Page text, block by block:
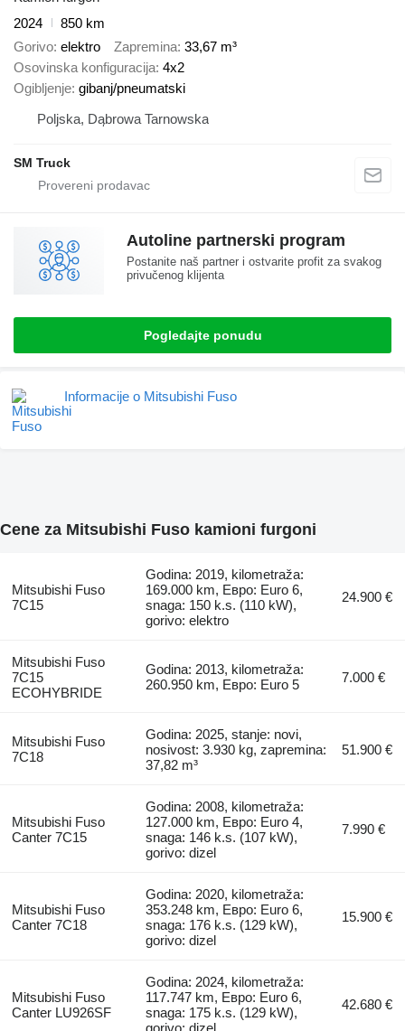
2024
850 km
Gorivo elektro Zapremina 33,67 m³
Osovinska konfiguracija 4x2
Ogibljenje gibanj/pneumatski
Poljska, Dąbrowa Tarnowska
SM Truck
Autoline partnerski program
Postanite naš partner i ostvarite profit za svakog
privučenog klijenta
Pogledajte ponudu
Informacije o Mitsubishi Fuso
Cene za Mitsubishi Fuso kamioni furgoni
Mitsubishi Fuso
7C15
Godina: 2019, kilometraža:
169.000 km, Евро: Euro 6,
snaga: 150 k.s. (110 kW),
gorivo: elektro
24.900 €
Mitsubishi Fuso
7C15
ECOHYBRIDE
Godina: 2013, kilometraža:
260.950 km, Евро: Euro 5
7.000 €
Mitsubishi Fuso
7C18
Godina: 2025, stanje: novi,
nosivost: 3.930 kg, zapremina:
37,82 m³
51.900 €
Mitsubishi Fuso
Canter 7C15
Godina: 2008, kilometraža:
127.000 km, Евро: Euro 4,
snaga: 146 k.s. (107 kW),
gorivo: dizel
7.990 €
Mitsubishi Fuso
Canter 7C18
Godina: 2020, kilometraža:
353.248 km, Евро: Euro 6,
snaga: 176 k.s. (129 kW),
gorivo: dizel
15.900 €
Mitsubishi Fuso
Canter LU926SF
Godina: 2024, kilometraža:
117.747 km, Евро: Euro 6,
snaga: 175 k.s. (129 kW),
gorivo: dizel
42.680 €